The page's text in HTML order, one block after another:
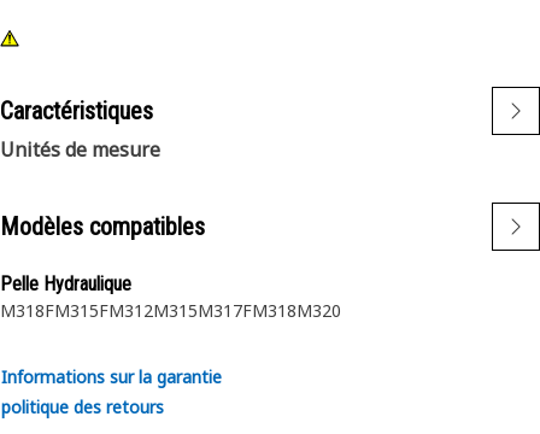
Caractéristiques
Unités de mesure
Modèles compatibles
Pelle Hydraulique
M318FM315FM312M315M317FM318M320
Informations sur la garantie
politique des retours